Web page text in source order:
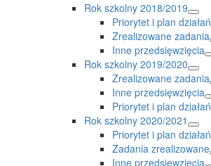
Rok szkolny 2018/2019
Priorytet i plan działań
Zrealizowane zadania
Inne przedsięwzięcia
Rok szkolny 2019/2020
Zrealizowane zadania
Inne przedsięwzięcia
Priorytet i plan działań
Rok szkolny 2020/2021
Priorytet i plan działań
Zadania zrealizowane
Inne przedsięwzięcia